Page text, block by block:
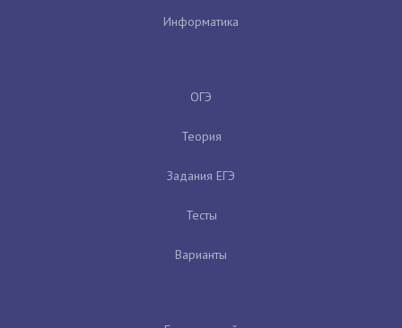
Информатика
ОГЭ
Теория
Задания ЕГЭ
Тесты
Варианты